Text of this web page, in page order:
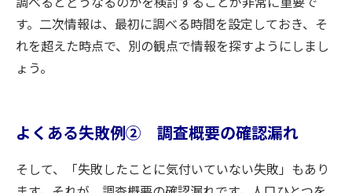
す。二次情報は、最初に調べる時間を設定しておき、そ
れを超えた時点で、別の観点で情報を探すようにしまし
ょう。
よくある失敗例② 調査概要の確認漏れ
そして、「失敗したことに気付いていない失敗」もあり